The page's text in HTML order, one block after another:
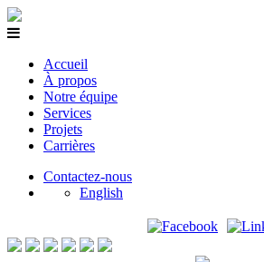
Accueil
À propos
Notre équipe
Services
Projets
Carrières
Contactez-nous
English